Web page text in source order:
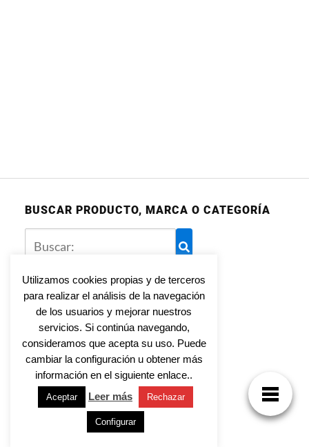
BUSCAR PRODUCTO, MARCA O CATEGORÍA
Aviso legal
Política de privacidad
Política de cookies
Tienda Online para toda la familia
Utilizamos cookies propias y de terceros
para realizar el análisis de la navegación
de los usuarios y mejorar nuestros
servicios. Si continúa navegando,
consideramos que acepta su uso. Puede
cambiar la configuración u obtener más
información en el siguiente enlace..
Aceptar Leer más Rechazar
Configurar